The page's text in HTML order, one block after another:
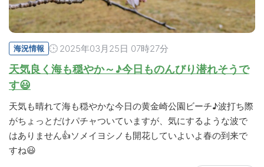
海況情報 2025年03月25日 07時27分
天気良く海も穏やか～♪今日ものんびり潜れそうで
す😃
天気も晴れて海も穏やかな今日の黄金崎公園ビーチ♪波打ち際
がちょっとだけパチャついていますが、気にするような波で
はありません👍ソメイヨシノも開花していよいよ春の到来で
すね😃